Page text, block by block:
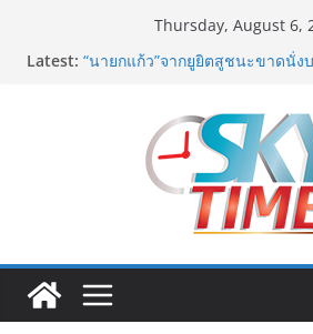
Thursday, August 6,
Latest: อดีตแข้งดังทีมชาติ ยุคบุกเบิก “วัด
สะพานปลา” คืนถิ่น 8 ส.ค.นี้
สตาร์ทวันนี้ Franchise Expo
ที่ 6-9 ส.ค.69 ฮอลล์ 6-8 เมืองทอ
ไชส์ ซัพพลายเออร์สินค้า เติมราย
ใหญ่กว่า 250 บูธ คาดเงินสะพัด
ฟุตซอลไทย เสมอ เวียดนาม 3-3
มูลนิธิกองทุนนิยมไทย จับมือ กระ
เปิดตัวโครงการ ประกวดอัตลักษ
ไทย” เฟ้นหาเมนูต้นตำรับ 4 ภูมิภ